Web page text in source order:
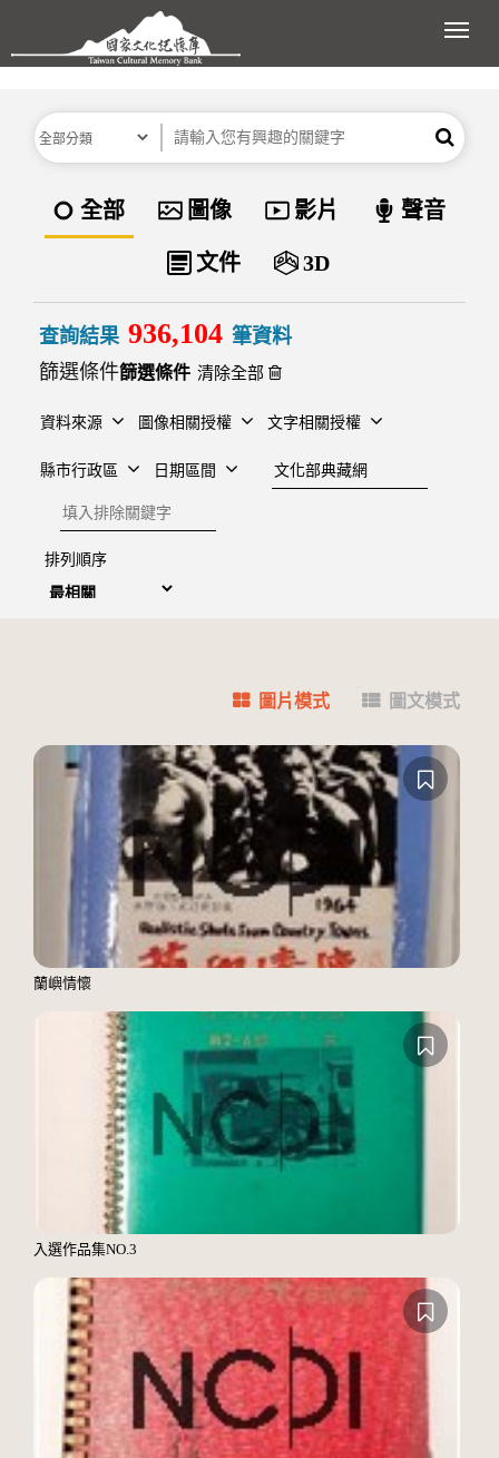
跳到主要內容區塊
展
分類 關鍵字 搜尋
資料類型
全部 圖像 影片 聲音
文件 3D
查詢結果 936,104 筆資料
篩選條件
清除全部
資料來源 圖像相關授權 文字相關授權
縣市行政區 日期區間
建檔單位
排除關鍵字
排列順序
圖片模式 圖文模式
蘭嶼情懷
入選作品集NO.3